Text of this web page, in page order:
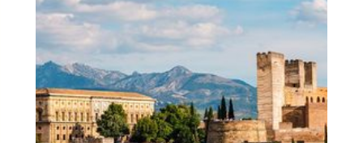
Distance
Durée
Audios Parcours